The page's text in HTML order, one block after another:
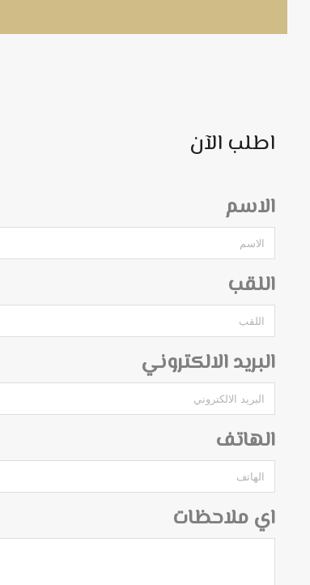
اطلب الآن
الاسم
اللقب
البريد الالكتروني
الهاتف
اي ملاحظات